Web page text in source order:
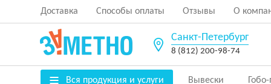
Доставка Способы оплаты Отзывы О
Санкт-Петербург
8 (812) 200-98-74
Вся продукция и услуги Вывески